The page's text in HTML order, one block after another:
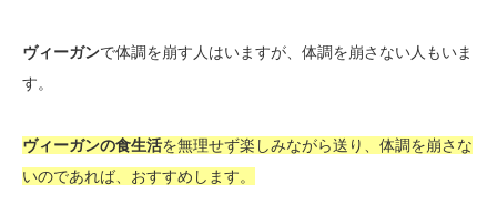
ヴィーガンで体調を崩す人はいますが、体調を崩さない人もいま
す。
ヴィーガンの食生活を無理せず楽しみながら送り、体調を崩さな
いのであれば、おすすめします。